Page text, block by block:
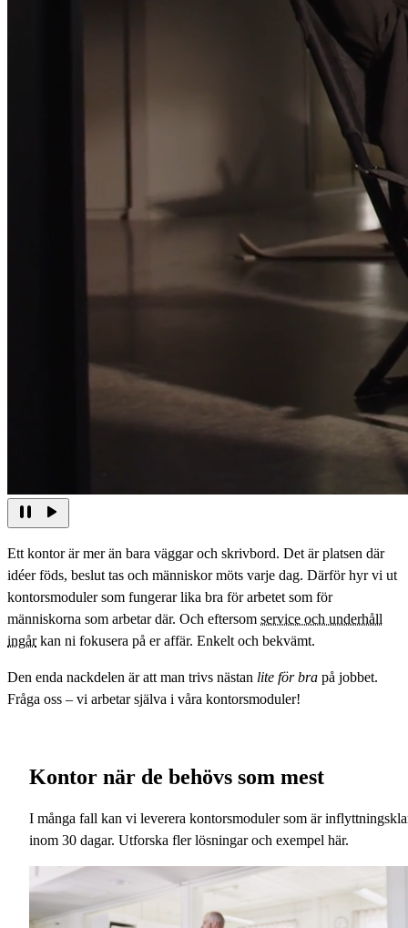
Ett kontor är mer än bara väggar och skrivbord. Det är platsen där
idéer föds, beslut tas och människor möts varje dag. Därför hyr vi ut
kontorsmoduler som fungerar lika bra för arbetet som för
människorna som arbetar där. Och eftersom service och underhåll
ingårkan ni fokusera på er affär. Enkelt och bekvämt.
Den enda nackdelen är att man trivs nästan lite för bra på jobbet.
Fråga oss – vi arbetar själva i våra kontorsmoduler!
Kontor när de behövs som mest
I många fall kan vi leverera kontorsmoduler som är
inom 30 dagar. Utforska fler lösningar och exempel här.